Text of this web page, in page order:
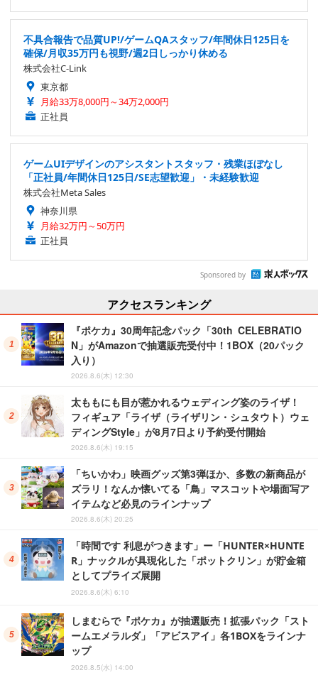
不具合報告で品質UP!/ゲームQAスタッフ/年間休日125日を
確保/月収35万円も視野/週2日しっかり休める
株式会社C-Link
東京都
月給33万8,000円～34万2,000円
正社員
ゲームUIデザインのアシスタントスタッフ・残業ほぼなし
「正社員/年間休日125日/SE志望歓迎」・未経験歓迎
株式会社Meta Sales
神奈川県
月給32万円～50万円
正社員
Sponsored by
アクセスランキング
『ポケカ』30周年記念パック「30th CELEBRATIO
N」がAmazonで抽選販売受付中！1BOX（20パック
入り）
2026.8.6(木) 12:30
太ももにも目が惹かれるウェディング姿のライザ！
フィギュア「ライザ（ライザリン・シュタウト）ウェ
ディングStyle」が8月7日より予約受付開始
2026.8.6(木) 19:15
「ちいかわ」映画グッズ第3弾ほか、多数の新商品が
ズラリ！なんか懐いてる「鳥」マスコットや場面写ア
イテムなど必見のラインナップ
2026.8.6(木) 20:25
「時間です 利息がつきます」ー「HUNTER×HUNTE
R」ナックルが具現化した「ポットクリン」が貯金箱
としてプライズ展開
2026.8.6(木) 6:10
しまむらで『ポケカ』が抽選販売！拡張パック「スト
ームエメラルダ」「アビスアイ」各1BOXをラインナ
ップ
2026.8.5(水) 14:00